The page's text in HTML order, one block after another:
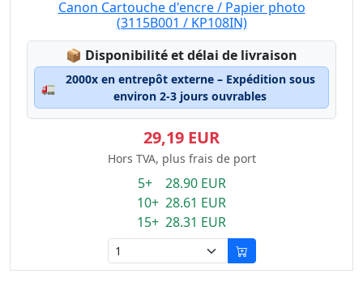
Canon Cartouche d'encre / Papier photo
(3115B001 / KP108IN)
📦 Lagerstatus:
Disponibilité et délai de livraison
🚛
2000x en entrepôt externe – Expédition sous
environ 2-3 jours ouvrables
29,19 EUR
Hors TVA, plus frais de port
5+ 28.90 EUR
10+ 28.61 EUR
15+ 28.31 EUR